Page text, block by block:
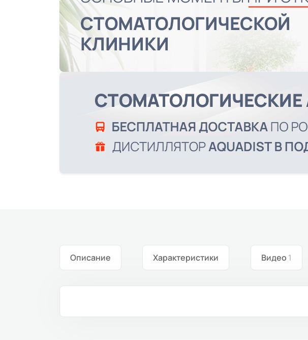
Описание Характеристики Видео 1